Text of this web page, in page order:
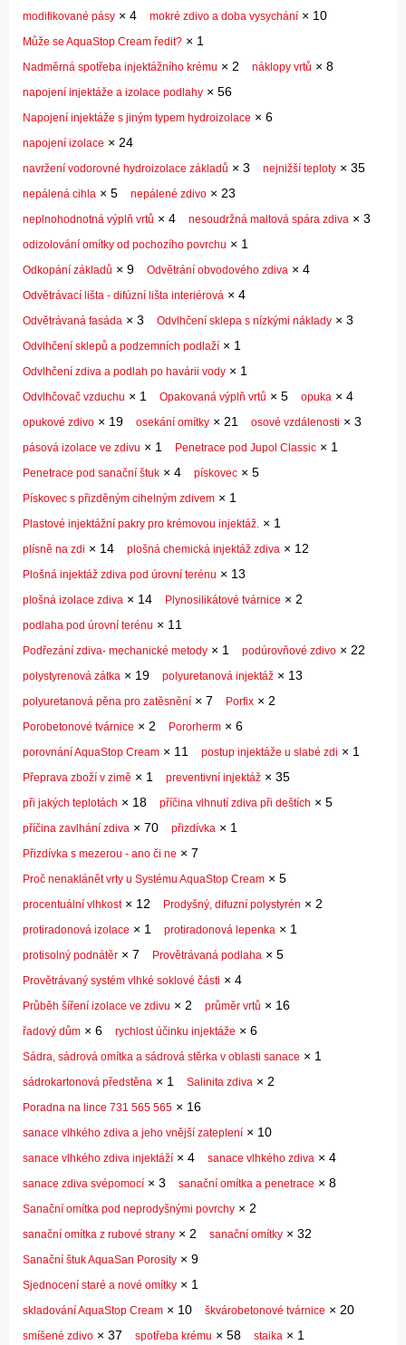
modifikované pásy × 4 mokré zdivo a doba vysychání × 10
Může se AquaStop Cream ředit? × 1
Nadměrná spotřeba injektážního krému × 2 náklopy vrtů × 8
napojení injektáže a izolace podlahy × 56
Napojení injektáže s jiným typem hydroizolace × 6
napojení izolace × 24
navržení vodorovné hydroizolace základů × 3 nejnižší teploty × 35
nepálená cihla × 5 nepálené zdivo × 23
neplnohodnotná výplň vrtů × 4 nesoudržná maltová spára zdiva × 3
odizolování omítky od pochozího povrchu × 1
Odkopání základů × 9 Odvětrání obvodového zdiva × 4
Odvětrávací lišta - difúzní lišta interiérová × 4
Odvětrávaná fasáda × 3 Odvlhčení sklepa s nízkými náklady × 3
Odvlhčení sklepů a podzemních podlaží × 1
Odvlhčení zdiva a podlah po havárii vody × 1
Odvlhčovač vzduchu × 1 Opakovaná výplň vrtů × 5 opuka × 4
opukové zdivo × 19 osekání omítky × 21 osové vzdálenosti × 3
pásová izolace ve zdivu × 1 Penetrace pod Jupol Classic × 1
Penetrace pod sanační štuk × 4 pískovec × 5
Pískovec s přizděným cihelným zdivem × 1
Plastové injektážní pakry pro krémovou injektáž. × 1
plísně na zdi × 14 plošná chemická injektáž zdiva × 12
Plošná injektáž zdiva pod úrovní terénu × 13
plošná izolace zdiva × 14 Plynosilikátové tvárnice × 2
podlaha pod úrovní terénu × 11
Podřezání zdiva- mechanické metody × 1 podúrovňové zdivo × 22
polystyrenová zátka × 19 polyuretanová injektáž × 13
polyuretanová pěna pro zatěsnění × 7 Porfix × 2
Porobetonové tvárnice × 2 Pororherm × 6
porovnání AquaStop Cream × 11 postup injektáže u slabé zdi × 1
Přeprava zboží v zimě × 1 preventivní injektáž × 35
při jakých teplotách × 18 příčina vlhnutí zdiva při deštích × 5
příčina zavlhání zdiva × 70 přizdívka × 1
Přizdívka s mezerou - ano či ne × 7
Proč nenaklánět vrty u Systému AquaStop Cream × 5
procentuální vlhkost× 12 Prodyšný, difuzní polystyrén × 2
protiradonová izolace × 1 protiradonová lepenka × 1
protisolný podnátěr × 7 Provětrávaná podlaha × 5
Provětrávaný systém vlhké soklové části × 4
Průběh šíření izolace ve zdivu × 2 průměr vrtů × 16
řadový dům × 6 rychlost účinku injektáže × 6
Sádra, sádrová omítka a sádrová stěrka v oblasti sanace × 1
sádrokartonová předstěna × 1 Salinita zdiva × 2
Poradna na lince 731 565 565 × 16
sanace vlhkého zdiva a jeho vnější zateplení × 10
sanace vlhkého zdiva injektáží × 4 sanace vlhkého zdiva × 4
sanace zdiva svépomocí × 3 sanační omítka a penetrace × 8
Sanační omítka pod neprodyšnými povrchy × 2
sanační omítka z rubové strany × 2 sanační omítky × 32
Sanační štuk AquaSan Porosity × 9
Sjednocení staré a nové omítky × 1
skladování AquaStop Cream × 10 škvárobetonové tvárnice × 20
smíšené zdivo × 37 spotřeba krému × 58 staika × 1